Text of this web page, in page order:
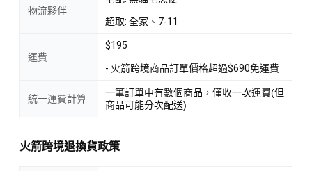
物流夥伴
超取: 全家、7-11
運費
$195
- 火箭跨境商品訂單價格超過$690免運費
統一運費計算
一筆訂單中有數個商品，僅收一次運費(但
商品可能分次配送)
火箭跨境退換貨政策